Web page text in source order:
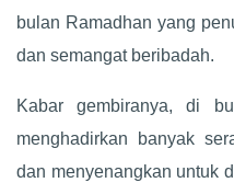
bulan Ramadhan yang
dan semangat beribadah.
Kabar gembiranya, di
menghadirkan banyak
dan menyenangkan untuk